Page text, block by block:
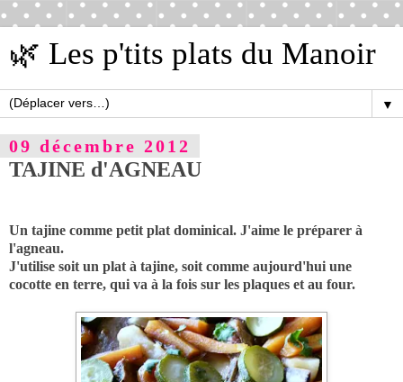
🌿 Les p'tits plats du Manoir
▼
09 décembre 2012
TAJINE d'AGNEAU
Un tajine comme petit plat dominical. J'aime le préparer à
l'agneau.
J'utilise soit un plat à tajine, soit comme aujourd'hui une
cocotte en terre, qui va à la fois sur les plaques et au four.